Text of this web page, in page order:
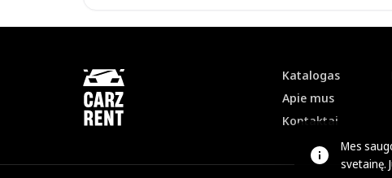
Katalogas
Apie mus
Kontaktai
Mes
svetainę.